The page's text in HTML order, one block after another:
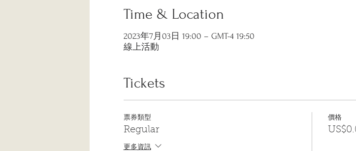
Time & Location
2023年7月03日 19:00 – GMT-4 19:50
線上活動
Tickets
票券類型
Regular
更多資訊
價格